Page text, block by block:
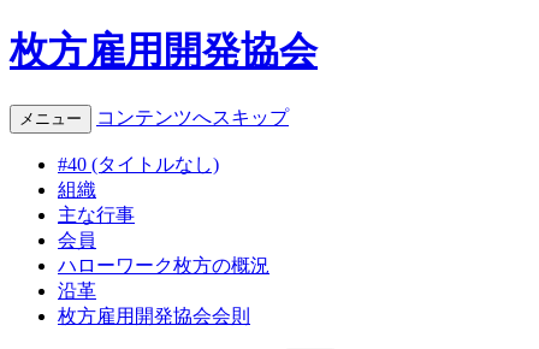
枚方雇用開発協会
メニュー コンテンツへスキップ
#40 (タイトルなし)
組織
主な行事
会員
ハローワーク枚方の概況
沿革
枚方雇用開発協会会則